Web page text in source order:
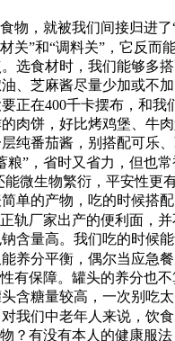
，就被我们间接归进了
关”和“调料关”，它反而
选食材时，我们能够多
、芝麻酱尽量少加或不
正在400千卡摆布，和
肉饼，好比烤鸡堡、牛
纯番茄酱，别搭配可乐
”，省时又省力，但也
微生物繁衍，平安性更
单的产物，吃的时候搭
轨厂家出产的便利面，
含量高。我们吃的时候
养分平衡，偶尔当应急餐
有保障。罐头的养分也
含糖量较高，一次别吃
我们中老年人来说，饮食
？有没有本人的健康服